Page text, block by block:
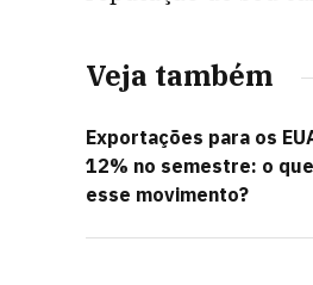
Veja também
Exportações para os
12% no semestre: o
esse movimento?